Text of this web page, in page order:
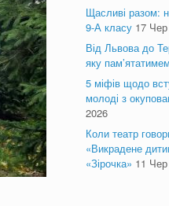
Щасливі разом:
9-А класу 17
Від Львова до
яку
5 міфів щодо
молоді з
2026
Коли театр
«Викрадене
«Зірочка» 11